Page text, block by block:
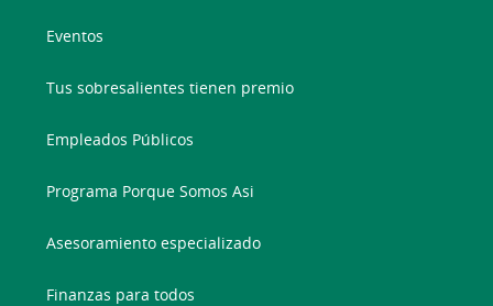
Eventos
Tus sobresalientes tienen premio
Empleados Públicos
Programa Porque Somos Asi
Asesoramiento especializado
Finanzas para todos